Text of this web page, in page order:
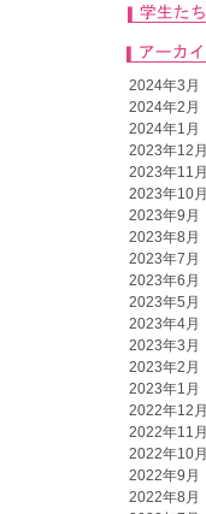
2024年3月
2024年2月
2024年1月
2023年12月
2023年11月
2023年10月
2023年9月
2023年8月
2023年7月
2023年6月
2023年5月
2023年4月
2023年3月
2023年2月
2023年1月
2022年12月
2022年11月
2022年10月
2022年9月
2022年8月